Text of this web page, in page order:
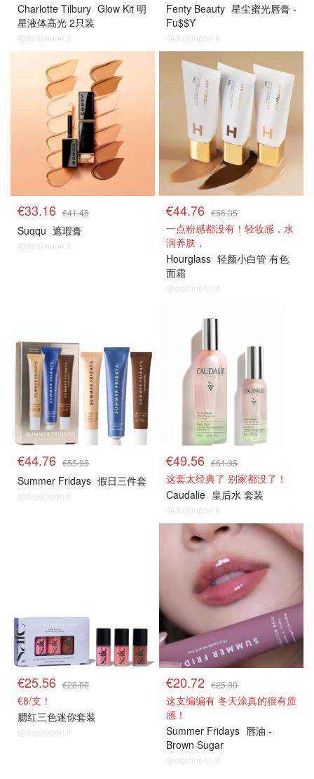
Charlotte Tilbury Glow Kit 明
星液体高光 2只装
@dealmoon.it
Fenty Beauty 星尘蜜光唇膏 -
Fu$$Y
@dealmoon.it
€33.16 €41.45
Suqqu 遮瑕膏
@dealmoon.it
8折解禁
€44.76 €56.35
一点粉感都没有！轻妆感，水
润养肤，
Hourglass 轻颜小白管 有色
面霜
@dealmoon.it
€44.76 €55.95
Summer Fridays 假日三件套
@dealmoon.it
€49.56 €61.95
这套太经典了 别家都没了！
Caudalie 皇后水 套装
@dealmoon.it
€25.56 €28.00
€8/支！
腮红三色迷你套装
@dealmoon.it
8折解禁
€20.72 €25.90
这支编编有 冬天涂真的很有质
感！
Summer Fridays 唇油 -
Brown Sugar
@dealmoon.it